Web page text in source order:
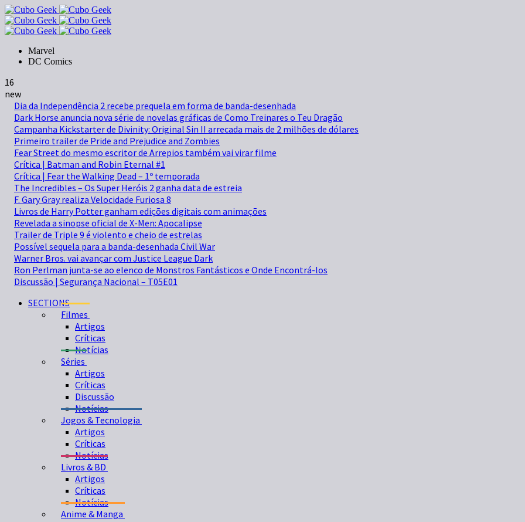
Marvel
DC Comics
16
new
Dia da Independência 2 recebe prequela em forma de banda-desenhada
Dark Horse anuncia nova série de novelas gráficas de Como Treinares o Teu Dragão
Campanha Kickstarter de Divinity: Original Sin II arrecada mais de 2 milhões de dólares
Primeiro trailer de Pride and Prejudice and Zombies
Fear Street do mesmo escritor de Arrepios também vai virar filme
Crítica | Batman and Robin Eternal #1
Crítica | Fear the Walking Dead – 1º temporada
The Incredibles – Os Super Heróis 2 ganha data de estreia
F. Gary Gray realiza Velocidade Furiosa 8
Livros de Harry Potter ganham edições digitais com animações
Revelada a sinopse oficial de X-Men: Apocalipse
Trailer de Triple 9 é violento e cheio de estrelas
Possível sequela para a banda-desenhada Civil War
Warner Bros. vai avançar com Justice League Dark
Ron Perlman junta-se ao elenco de Monstros Fantásticos e Onde Encontrá-los
Discussão | Segurança Nacional – T05E01
SECTIONS
Filmes
Artigos
Críticas
Notícias
Séries
Artigos
Críticas
Discussão
Notícias
Jogos & Tecnologia
Artigos
Críticas
Notícias
Livros & BD
Artigos
Críticas
Notícias
Anime & Manga